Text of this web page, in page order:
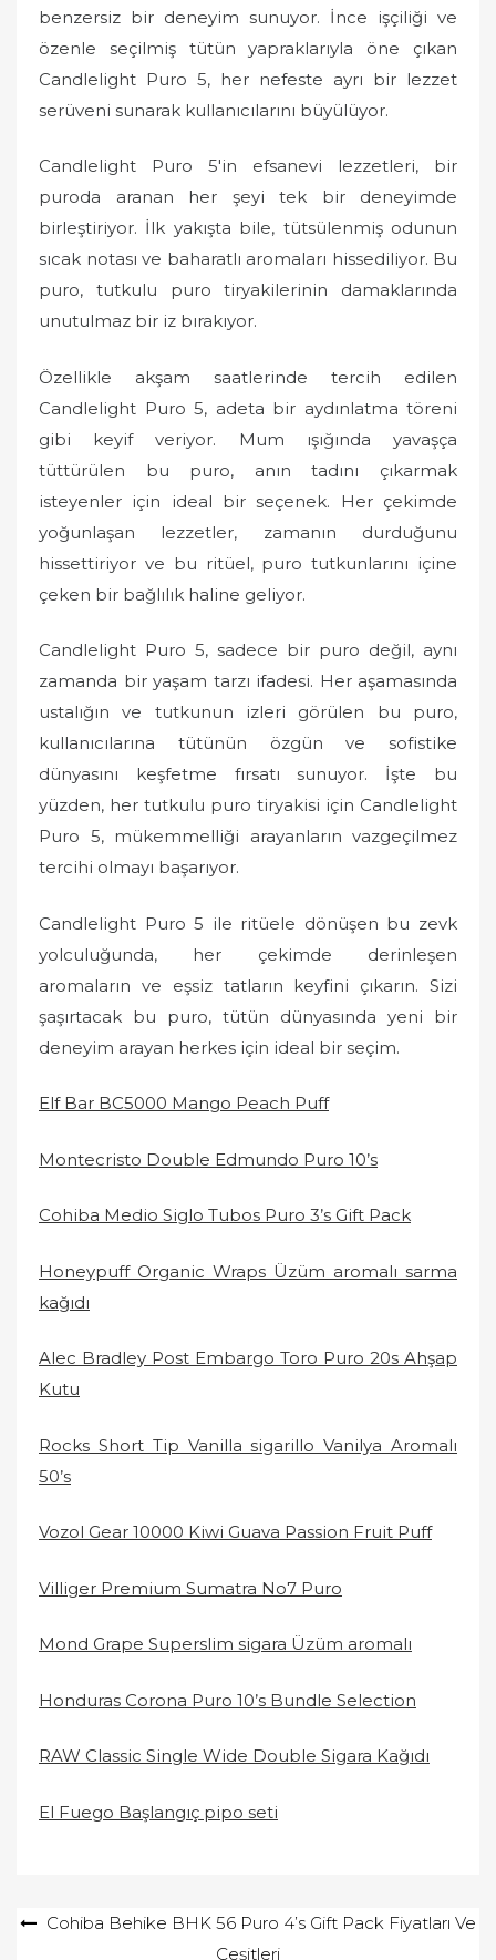
benzersiz bir deneyim sunuyor. İnce işçiliği ve
özenle seçilmiş tütün yapraklarıyla öne çıkan
Candlelight Puro 5, her nefeste ayrı bir lezzet
serüveni sunarak kullanıcılarını büyülüyor.
Candlelight Puro 5'in efsanevi lezzetleri, bir
puroda aranan her şeyi tek bir deneyimde
birleştiriyor. İlk yakışta bile, tütsülenmiş odunun
sıcak notası ve baharatlı aromaları hissediliyor. Bu
puro, tutkulu puro tiryakilerinin damaklarında
unutulmaz bir iz bırakıyor.
Özellikle akşam saatlerinde tercih edilen
Candlelight Puro 5, adeta bir aydınlatma töreni
gibi keyif veriyor. Mum ışığında yavaşça
tüttürülen bu puro, anın tadını çıkarmak
isteyenler için ideal bir seçenek. Her çekimde
yoğunlaşan lezzetler, zamanın durduğunu
hissettiriyor ve bu ritüel, puro tutkunlarını içine
çeken bir bağlılık haline geliyor.
Candlelight Puro 5, sadece bir puro değil, aynı
zamanda bir yaşam tarzı ifadesi. Her aşamasında
ustalığın ve tutkunun izleri görülen bu puro,
kullanıcılarına tütünün özgün ve sofistike
dünyasını keşfetme fırsatı sunuyor. İşte bu
yüzden, her tutkulu puro tiryakisi için Candlelight
Puro 5, mükemmelliği arayanların vazgeçilmez
tercihi olmayı başarıyor.
Candlelight Puro 5 ile ritüele dönüşen bu zevk
yolculuğunda, her çekimde derinleşen
aromaların ve eşsiz tatların keyfini çıkarın. Sizi
şaşırtacak bu puro, tütün dünyasında yeni bir
deneyim arayan herkes için ideal bir seçim.
Elf Bar BC5000 Mango Peach Puff
Montecristo Double Edmundo Puro 10’s
Cohiba Medio Siglo Tubos Puro 3’s Gift Pack
Honeypuff Organic Wraps Üzüm aromalı sarma
kağıdı
Alec Bradley Post Embargo Toro Puro 20s Ahşap
Kutu
Rocks Short Tip Vanilla sigarillo Vanilya Aromalı
50’s
Vozol Gear 10000 Kiwi Guava Passion Fruit Puff
Villiger Premium Sumatra No7 Puro
Mond Grape Superslim sigara Üzüm aromalı
Honduras Corona Puro 10’s Bundle Selection
RAW Classic Single Wide Double Sigara Kağıdı
El Fuego Başlangıç pipo seti
YazıCohiba Behike BHK 56 Puro 4’s Gift Pack Fiyatları Ve
Çeşitleri